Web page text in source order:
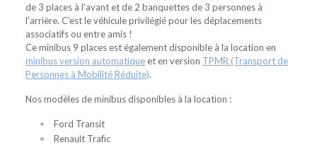
de 3 places à l'avant et de 2 banquettes de 3 personnes à
l'arrière. C'est le véhicule privilégié pour les déplacements
associatifs ou entre amis !
Ce minibus 9 places est également disponible à la location en
minibus version automatique et en version TPMR (Transport de
Personnes à Mobilité Réduite).
Nos modèles de minibus disponibles à la location :
Ford Transit
Renault Trafic